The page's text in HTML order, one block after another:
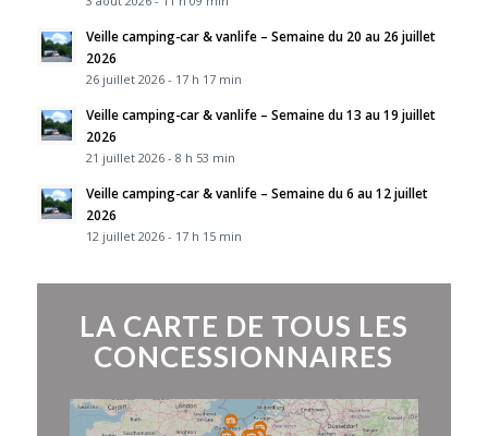
Veille camping-car & vanlife – Semaine du 20 au 26 juillet
2026
26 juillet 2026 - 17 h 17 min
Veille camping-car & vanlife – Semaine du 13 au 19 juillet
2026
21 juillet 2026 - 8 h 53 min
Veille camping-car & vanlife – Semaine du 6 au 12 juillet
2026
12 juillet 2026 - 17 h 15 min
LA CARTE DE TOUS LES
CONCESSIONNAIRES